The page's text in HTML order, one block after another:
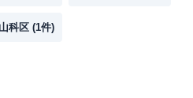
科区 (1件)